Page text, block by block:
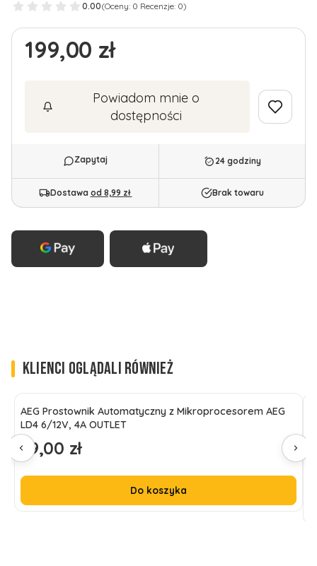
0.00(Oceny: 0 Recenzje: 0)
Cena
199,00 zł
Powiadom mnie o
dostępności
24 godziny
Dostawa od 8,99 zł Brak towaru
KLIENCI OGLĄDALI RÓWNIEŻ
AEG Prostownik Automatyczny z Mikroprocesorem AEG
LD4 6/12V, 4A OUTLET
Cena
69,00 zł
Do koszyka